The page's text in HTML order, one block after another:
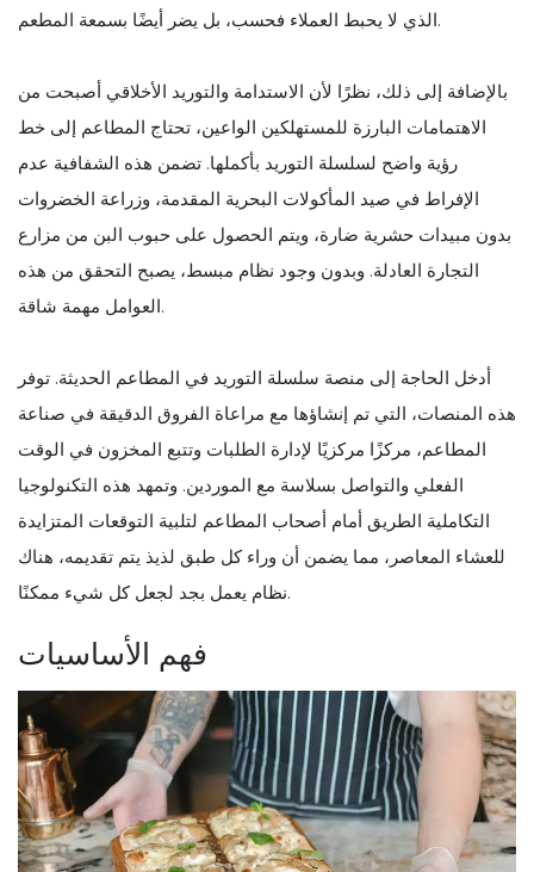
الذي لا يحبط العملاء فحسب، بل يضر أيضًا بسمعة المطعم.
بالإضافة إلى ذلك، نظرًا لأن الاستدامة والتوريد الأخلاقي أصبحت من
الاهتمامات البارزة للمستهلكين الواعين، تحتاج المطاعم إلى خط
رؤية واضح لسلسلة التوريد بأكملها. تضمن هذه الشفافية عدم
الإفراط في صيد المأكولات البحرية المقدمة، وزراعة الخضروات
بدون مبيدات حشرية ضارة، ويتم الحصول على حبوب البن من مزارع
التجارة العادلة. وبدون وجود نظام مبسط، يصبح التحقق من هذه
العوامل مهمة شاقة.
أدخل الحاجة إلى منصة سلسلة التوريد في المطاعم الحديثة. توفر
هذه المنصات، التي تم إنشاؤها مع مراعاة الفروق الدقيقة في صناعة
المطاعم، مركزًا مركزيًا لإدارة الطلبات وتتبع المخزون في الوقت
الفعلي والتواصل بسلاسة مع الموردين. وتمهد هذه التكنولوجيا
التكاملية الطريق أمام أصحاب المطاعم لتلبية التوقعات المتزايدة
للعشاء المعاصر، مما يضمن أن وراء كل طبق لذيذ يتم تقديمه، هناك
نظام يعمل بجد لجعل كل شيء ممكنًا.
فهم الأساسيات